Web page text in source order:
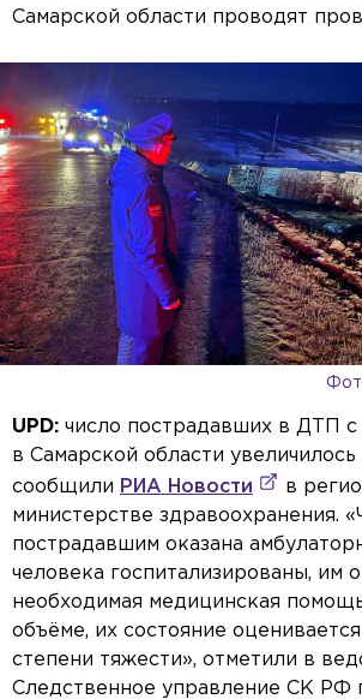
Самарской области проводят
UPD: число пострадавших в ДТП с
в Самарской области
сообщили РИА Новости
в
министерстве здравоохранения.
пострадавшим оказана
человека госпитализированы, им
необходимая медицинская
объёме, их состояние
степени тяжести», отметили в
Следственное управление СК РФ